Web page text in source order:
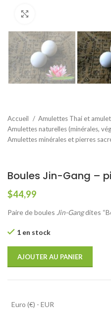
Accueil
Amulettes Thai et
Amulettes naturelles (minérales,
Amulettes minérales et pierres
Boules Jin-Gang –
$44,99
Paire de boules Jin-Gangdites
1 en stock
AJOUTER AU PANIER
Euro (€) - EUR